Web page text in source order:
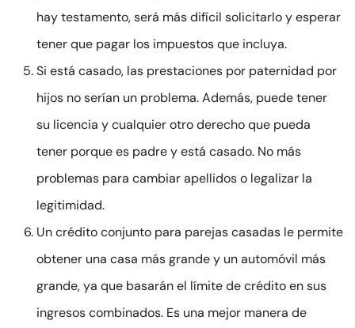
hay testamento, será más difícil solicitarlo y esperar
tener que pagar los impuestos que incluya.
Si está casado, las prestaciones por paternidad por
hijos no serían un problema. Además, puede tener
su licencia y cualquier otro derecho que pueda
tener porque es padre y está casado. No más
problemas para cambiar apellidos o legalizar la
legitimidad.
Un crédito conjunto para parejas casadas le permite
obtener una casa más grande y un automóvil más
grande, ya que basarán el límite de crédito en sus
ingresos combinados. Es una mejor manera de